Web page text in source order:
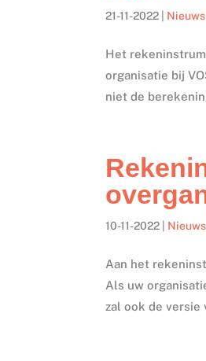
21-11-2022 Nieuws
Het
organisatie bij
niet de
10-11-2022 Nieuws
Aan het
Als uw
zal ook de